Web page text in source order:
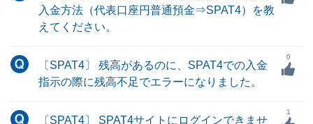
入金方法（代表口座円普通預金⇒SPAT4）を教
えてください。
〔SPAT4〕 残高があるのに、SPAT4での入金
指示の際に残高不足でエラーになりました。
0
〔SPAT4〕 SPAT4サイトにログインできませ
1